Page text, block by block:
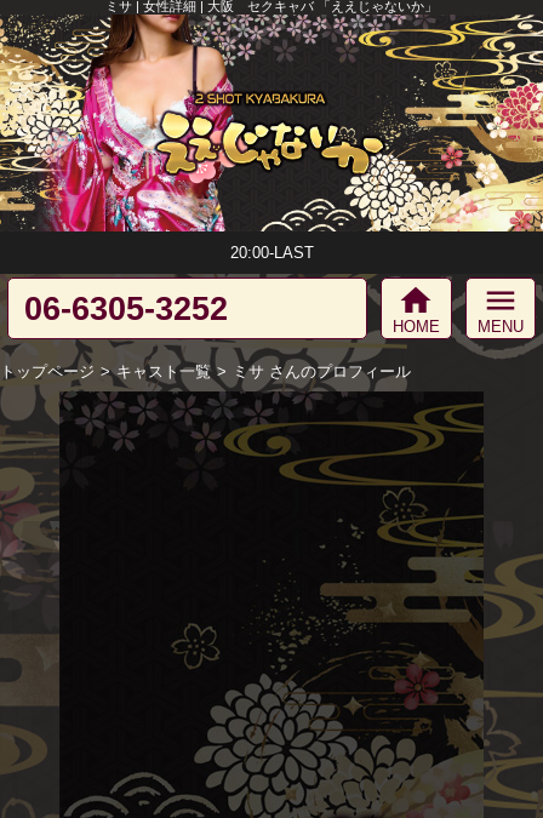
ミサ | 女性詳細 | 大阪 セクキャバ 「ええじゃないか」
20:00-LAST
06-6305-3252 home
HOME
menu
MENU
トップページ キャスト一覧 ミサ さんのプロフィール